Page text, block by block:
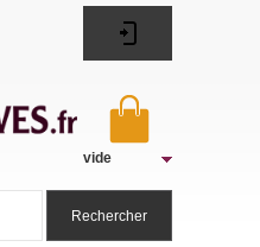
vide
Rechercher